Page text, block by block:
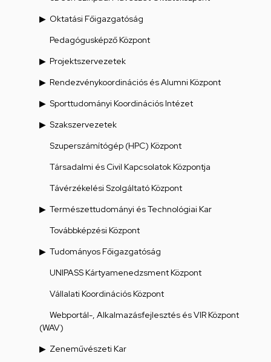
Oktatási Főigazgatóság
Pedagógusképző Központ
Projektszervezetek
Rendezvénykoordinációs és Alumni Központ
Sporttudományi Koordinációs Intézet
Szakszervezetek
Szuperszámítógép (HPC) Központ
Társadalmi és Civil Kapcsolatok Központja
Távérzékelési Szolgáltató Központ
Természettudományi és Technológiai Kar
Továbbképzési Központ
Tudományos Főigazgatóság
UNIPASS Kártyamenedzsment Központ
Vállalati Koordinációs Központ
Webportál-, Alkalmazásfejlesztés és VIR Központ
(WAV)
Zeneművészeti Kar